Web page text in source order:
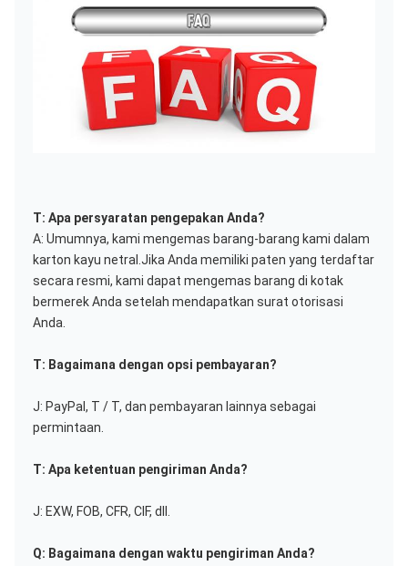
T: Apa persyaratan pengepakan Anda?
A: Umumnya, kami mengemas barang-barang kami dalam
karton kayu netral.Jika Anda memiliki paten yang terdaftar
secara resmi, kami dapat mengemas barang di kotak
bermerek Anda setelah mendapatkan surat otorisasi
Anda.
T: Bagaimana dengan opsi pembayaran?
J: PayPal, T / T, dan pembayaran lainnya sebagai
permintaan.
T: Apa ketentuan pengiriman Anda?
J: EXW, FOB, CFR, CIF, dll.
Q: Bagaimana dengan waktu pengiriman Anda?